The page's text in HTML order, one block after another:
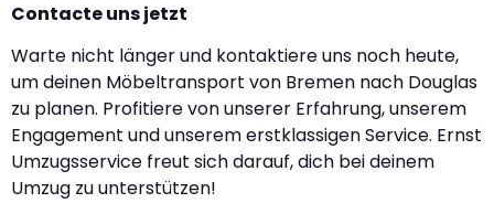
Contacte uns jetzt
Warte nicht länger und kontaktiere uns noch heute,
um deinen Möbeltransport von Bremen nach Douglas
zu planen. Profitiere von unserer Erfahrung, unserem
Engagement und unserem erstklassigen Service. Ernst
Umzugsservice freut sich darauf, dich bei deinem
Umzug zu unterstützen!